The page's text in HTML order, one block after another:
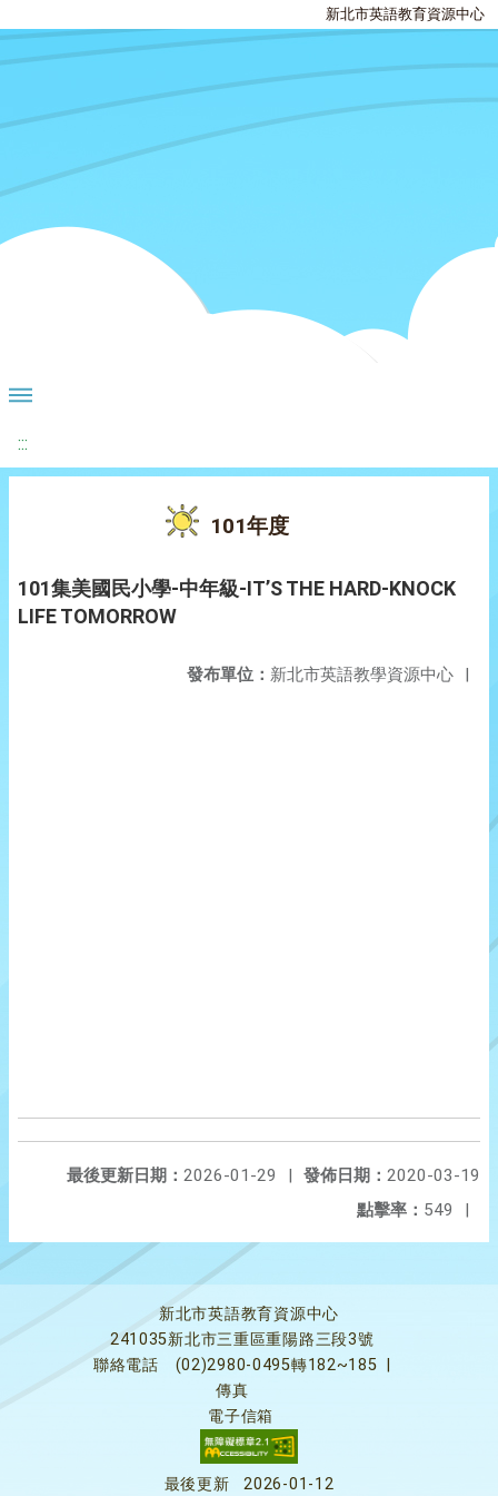
新北市英語教育資源中心
:::
101年度
101集美國民小學-中年級-IT’S THE HARD-KNOCK
LIFE TOMORROW
發布單位： 新北市英語教學資源中心 |
發佈日期： 2020-03-19
最後更新日期： 2026-01-29
|
點擊率： 549 |
新北市英語教育資源中心
241035新北市三重區重陽路三段3號
聯絡電話
(02)2980-0495轉182~185
傳真
電子信箱
最後更新 2026-01-12